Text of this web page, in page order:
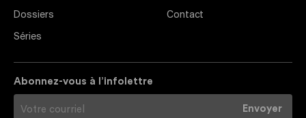
Dossiers
Séries
Contact
Abonnez-vous à l’infolettre